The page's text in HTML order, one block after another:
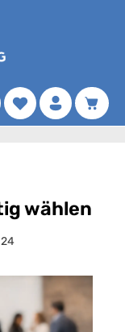
Merkzettel
wählen